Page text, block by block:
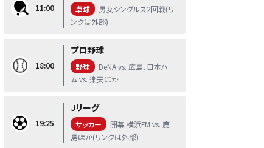
11:00 卓球
男女シングルス2回戦(リ
ンクは外部)
18:00
プロ野球
野球
DeNA vs. 広島、日本ハ
ム vs. 楽天ほか
19:25
Jリーグ
サッカー
開幕 横浜FM vs. 鹿
島ほか(リンクは外部)